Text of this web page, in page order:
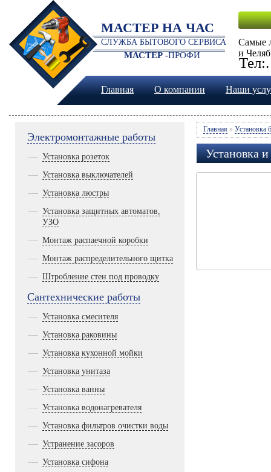
Самые
и
Главная О компании Наши
МАСТЕР НА ЧАС
СЛУЖБА БЫТОВОГО СЕРВИСА
МАСТЕР -ПРОФИ
Электромонтажные работы
Установка розеток
Установка выключателей
Установка люстры
Установка защитных автоматов,
УЗО
Монтаж распаечной коробки
Монтаж распределительного щитка
Штробление стен под проводку
Сантехнические работы
Установка смесителя
Установка раковины
Установка кухонной мойки
Установка унитаза
Установка ванны
Установка водонагревателя
Установка фильтров очистки воды
Устранение засоров
Установка сифона
Главная » Установка
Установка